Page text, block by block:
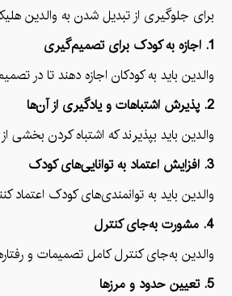
برای جلوگیری از تبدیل شدن به والدین
1. اجازه به کودک برای تصمیم‌گیری
والدین باید به کودکان اجازه دهند تا
2. پذیرش اشتباهات و یادگیری از آن‌ها
والدین باید بپذیرند که اشتباه کردن
3. افزایش اعتماد به توانایی‌های کودک
والدین باید به توانمندی‌های کودک اعتماد
4. مشورت به‌جای کنترل
والدین به‌جای کنترل کامل تصمیمات و
5. تعیین حدود و مرزها